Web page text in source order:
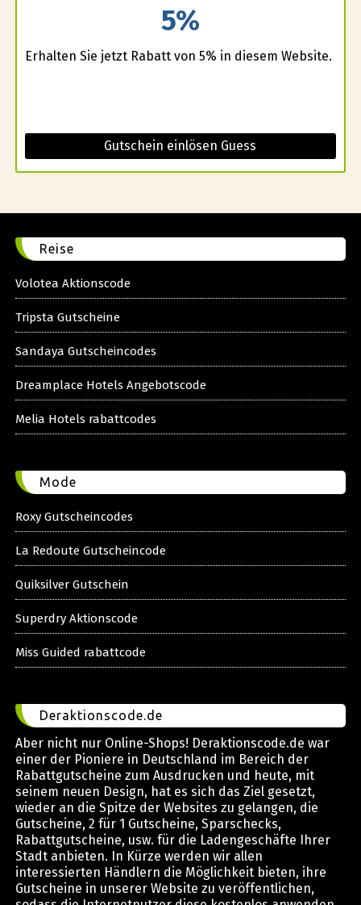
5%
Erhalten Sie jetzt Rabatt von 5% in diesem Website.
Gutschein einlösen Guess
Reise
Volotea Aktionscode
Tripsta Gutscheine
Sandaya Gutscheincodes
Dreamplace Hotels Angebotscode
Melia Hotels rabattcodes
Mode
Roxy Gutscheincodes
La Redoute Gutscheincode
Quiksilver Gutschein
Superdry Aktionscode
Miss Guided rabattcode
Deraktionscode.de
Aber nicht nur Online-Shops! Deraktionscode.de war
einer der Pioniere in Deutschland im Bereich der
Rabattgutscheine zum Ausdrucken und heute, mit
seinem neuen Design, hat es sich das Ziel gesetzt,
wieder an die Spitze der Websites zu gelangen, die
Gutscheine, 2 für 1 Gutscheine, Sparschecks,
Rabattgutscheine, usw. für die Ladengeschäfte Ihrer
Stadt anbieten. In Kürze werden wir allen
interessierten Händlern die Möglichkeit bieten, ihre
Gutscheine in unserer Website zu veröffentlichen,